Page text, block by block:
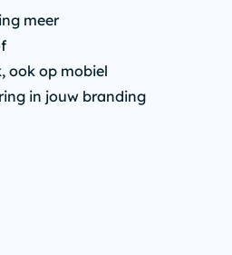
meer
ook op mobiel
in jouw branding